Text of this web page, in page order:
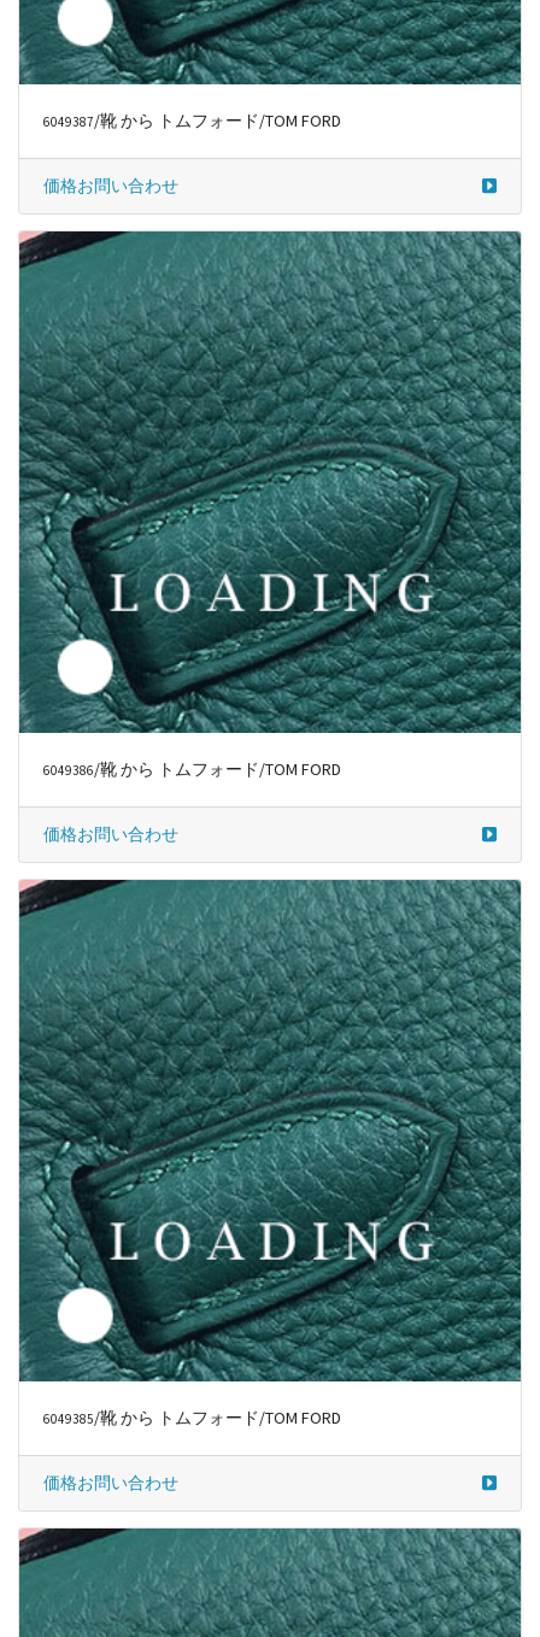
価格お問い合わせ
6049388/靴 から トムフォード/TOM FORD
価格お問い合わせ
6049387 /靴 から トムフォード/TOM FORD